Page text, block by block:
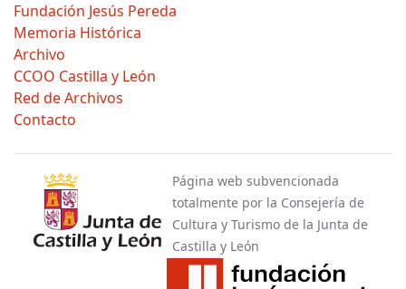
Fundación Jesús Pereda
Memoria Histórica
Archivo
CCOO Castilla y León
Red de Archivos
Contacto
Página web subvencionada
totalmente por la Consejería de
Cultura y Turismo de la Junta de
Castilla y León